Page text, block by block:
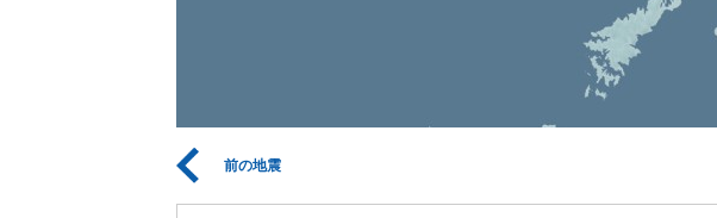
前の地震